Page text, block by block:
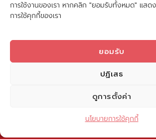
การใช้งานของเรา หากคลิก "ยอมรับทั้งหมด" แส
การใช้คุกกี้ของเรา
ยอมรับ
ปฏิเสธ
ดูการตั้งค่า
นโยบายการใช้คุกกี้
เสาเข็มเจาะ